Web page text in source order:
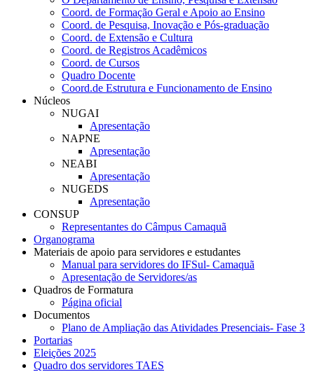
Coord. de Formação Geral e Apoio ao Ensino
Coord. de Pesquisa, Inovação e Pós-graduação
Coord. de Extensão e Cultura
Coord. de Registros Acadêmicos
Coord. de Cursos
Quadro Docente
Coord.de Estrutura e Funcionamento de Ensino
Núcleos
NUGAI
Apresentação
NAPNE
Apresentação
NEABI
Apresentação
NUGEDS
Apresentação
CONSUP
Representantes do Câmpus Camaquã
Organograma
Materiais de apoio para servidores e estudantes
Manual para servidores do IFSul- Camaquã
Apresentação de Servidores/as
Quadros de Formatura
Página oficial
Documentos
Plano de Ampliação das Atividades Presenciais- Fase 3
Portarias
Eleições 2025
Quadro dos servidores TAES